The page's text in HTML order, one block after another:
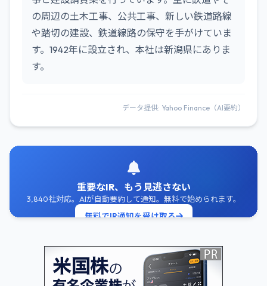
の周辺の土木工事、公共工事、新しい鉄道路線
や踏切の建設、鉄道線路の保守を手がけていま
す。1942年に設立され、本社は新潟県にありま
す。
データ提供: Yahoo Finance（AI要約）
重要なIR、もう見逃さない
3,840社対応。AIが自動要約して通知。無料で始められます。
無料でIR通知を受け取る